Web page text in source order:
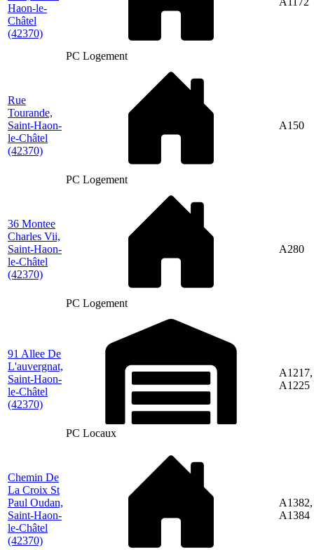
Haon-le-
Châtel
(42370)
PC Logement
Rue
Tourande,
Saint-Haon-
le-Châtel
(42370)
PC Logement
A150
36 Montee
Charles Vii,
Saint-Haon-
le-Châtel
(42370)
PC Logement
A280
91 Allee De
L'auvergnat,
Saint-Haon-
le-Châtel
(42370)
PC Locaux
A1217,
A1225
Chemin De
La Croix St
Paul Oudan,
Saint-Haon-
le-Châtel
(42370)
A1382,
A1384